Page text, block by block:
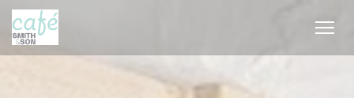
クッキー利用の管理について